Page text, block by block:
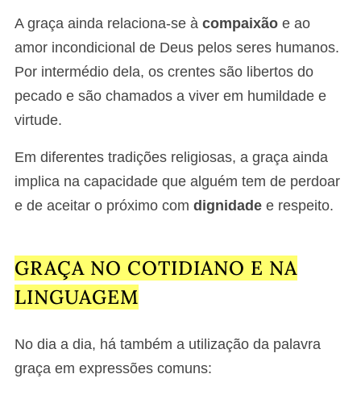
A graça ainda relaciona-se à compaixão e ao
amor incondicional de Deus pelos seres humanos.
Por intermédio dela, os crentes são libertos do
pecado e são chamados a viver em humildade e
virtude.
Em diferentes tradições religiosas, a graça ainda
implica na capacidade que alguém tem de perdoar
e de aceitar o próximo com dignidade e respeito.
GRAÇA NO COTIDIANO E NA
LINGUAGEM
No dia a dia, há também a utilização da palavra
graça em expressões comuns: